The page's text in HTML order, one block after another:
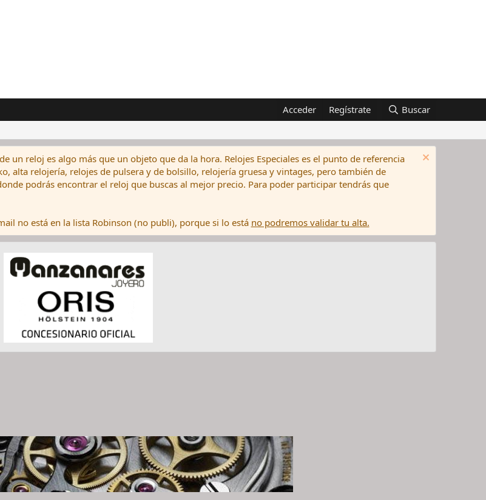
Acceder Regístrate Buscar
un reloj es algo más que un objeto que da la hora. Relojes Especiales es el punto de referencia
alta relojería, relojes de pulsera y de bolsillo, relojería gruesa y vintages, pero también de
podrás encontrar el reloj que buscas al mejor precio. Para poder participar tendrás que
no está en la lista Robinson (no publi), porque si lo está no podremos validar tu alta.